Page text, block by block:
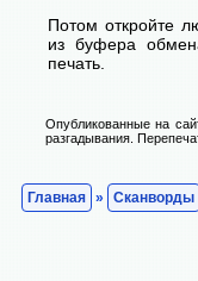
Потом откройте
из буфера
печать.
Опубликованные на
разгадывания.
Главная » Сканворды